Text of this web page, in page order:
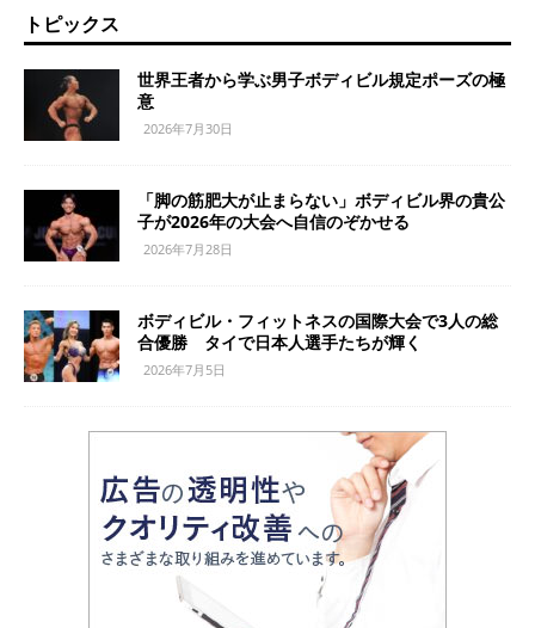
トピックス
世界王者から学ぶ男子ボディビル規定ポーズの極
意
2026年7月30日
「脚の筋肥大が止まらない」ボディビル界の貴公
子が2026年の大会へ自信のぞかせる
2026年7月28日
ボディビル・フィットネスの国際大会で3人の総
合優勝 タイで日本人選手たちが輝く
2026年7月5日